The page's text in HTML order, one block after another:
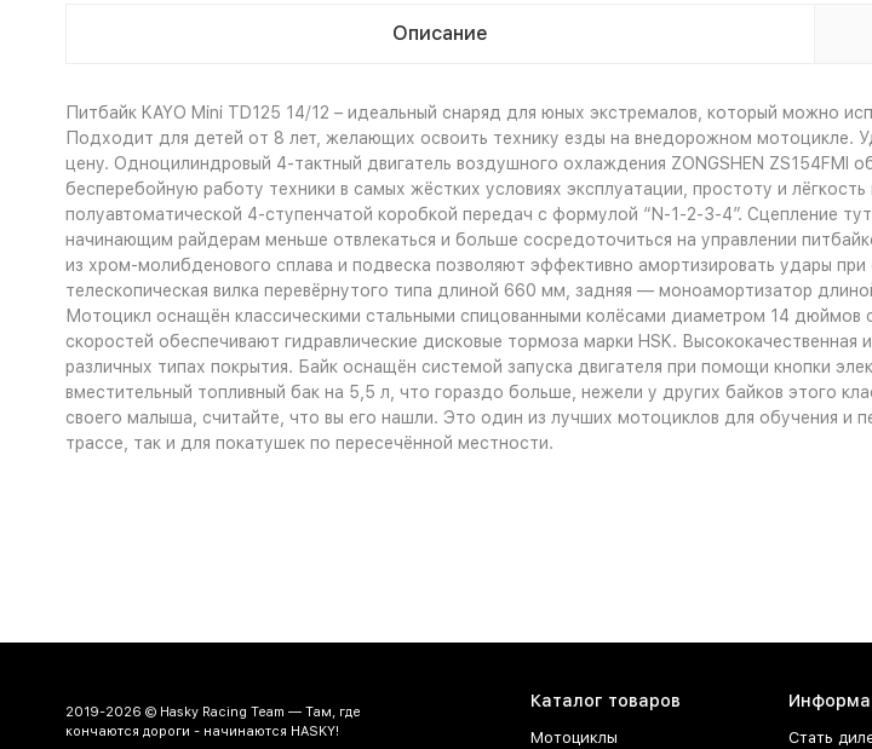
Описание
Питбайк KAYO Mini TD125 14/12 – идеальный снаряд для юных экстремалов, который можно
Подходит для детей от 8 лет, желающих освоить технику езды на внедорожном
цену. Одноцилиндровый 4-тактный двигатель воздушного охлаждения ZONGSHEN ZS154FMI
бесперебойную работу техники в самых жёстких условиях эксплуатации, простоту и
полуавтоматической 4-ступенчатой коробкой передач с формулой “N-1-2-3-4”. Сцепление
начинающим райдерам меньше отвлекаться и больше сосредоточиться на управлении
из хром-молибденового сплава и подвеска позволяют эффективно амортизировать удары
телескопическая вилка перевёрнутого типа длиной 660 мм, задняя — моноамортизатор
Мотоцикл оснащён классическими стальными спицованными колёсами диаметром 14
скоростей обеспечивают гидравлические дисковые тормоза марки HSK.
различных типах покрытия. Байк оснащён системой запуска двигателя при помощи кнопки
вместительный топливный бак на 5,5 л, что гораздо больше, нежели у других байков этого
своего малыша, считайте, что вы его нашли. Это один из лучших мотоциклов для обучения и
трассе, так и для покатушек по пересечённой местности.
2019-2026 © Hasky Racing Team — Там, где
кончаются дороги - начинаются HASKY!
Каталог товаров
Мотоциклы Стать